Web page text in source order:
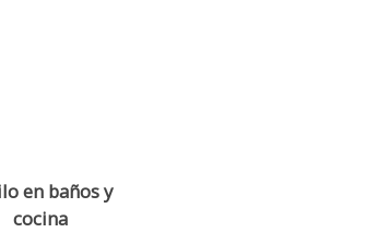
en baños y
cocina